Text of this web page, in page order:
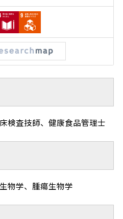
検査技師、健康食品管理士
物学、腫瘍生物学